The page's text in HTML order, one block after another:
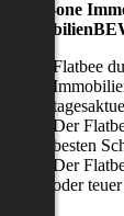
All-in-one
Flatbee
Der
besten
Der
oder